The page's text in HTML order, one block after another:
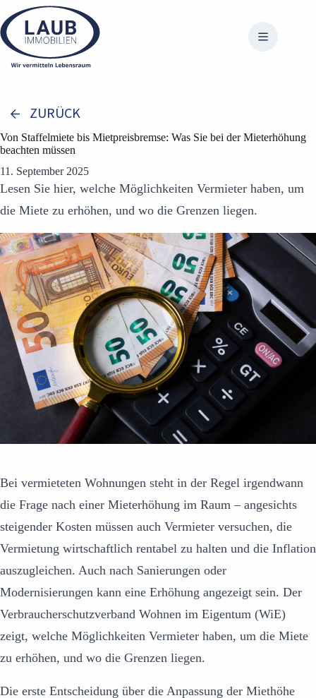
Inhalt
springen
ZURÜCK
Von Staffelmiete bis Mietpreisbremse: Was Sie bei der Mieterhöhung
beachten müssen
11. September 2025
Lesen Sie hier, welche Möglichkeiten Vermieter haben, um
die Miete zu erhöhen, und wo die Grenzen liegen.
Bei vermieteten Wohnungen steht in der Regel irgendwann
die Frage nach einer Mieterhöhung im Raum – angesichts
steigender Kosten müssen auch Vermieter versuchen, die
Vermietung wirtschaftlich rentabel zu halten und die Inflation
auszugleichen. Auch nach Sanierungen oder
Modernisierungen kann eine Erhöhung angezeigt sein. Der
Verbraucherschutzverband Wohnen im Eigentum (WiE)
zeigt, welche Möglichkeiten Vermieter haben, um die Miete
zu erhöhen, und wo die Grenzen liegen.
Die erste Entscheidung über die Anpassung der Miethöhe